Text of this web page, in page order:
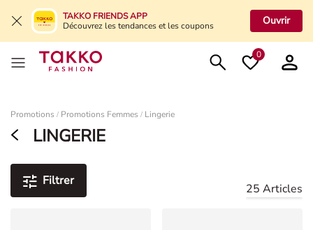
TAKKO FRIENDS APP
Découvrez les tendances et les coupons
Ouvrir
0
Promotions / Promotions Femmes / Lingerie
LINGERIE
Filtrer
25 Articles